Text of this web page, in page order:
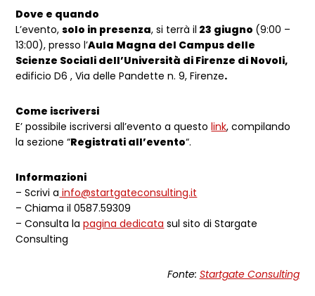
Dove e quando
L’evento,solo in presenza, si terrà il 23 giugno (9:00 –
13:00), presso l’Aula Magna del Campus delle
Scienze Sociali dell’Università di Firenze di Novoli,
edificio D6 , Via delle Pandette n. 9, Firenze.
Come iscriversi
E’ possibile iscriversi all’evento a questolink, compilando
la sezione “Registrati all’evento“.
Informazioni
– Scrivi a info@startgateconsulting.it
– Chiama il 0587.59309
– Consulta lapagina dedicata sul sito di Stargate
Consulting
Fonte: Startgate Consulting